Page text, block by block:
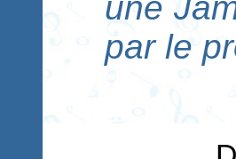
par le